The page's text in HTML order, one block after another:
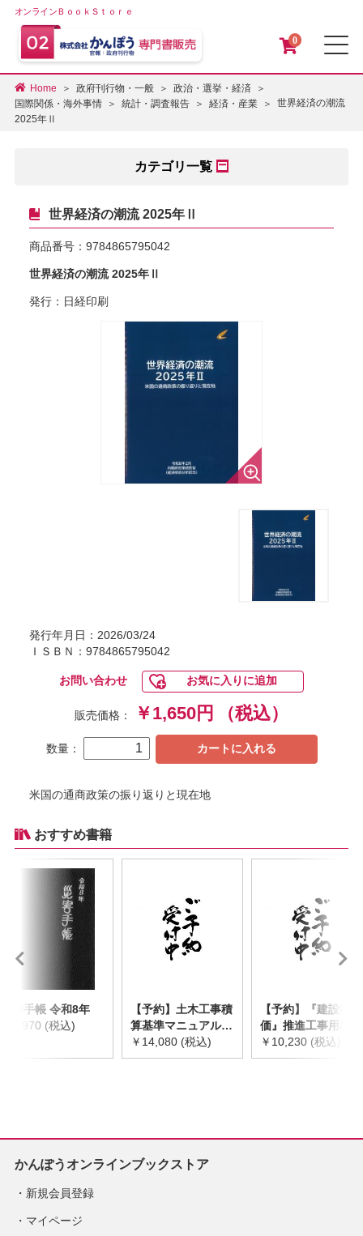
オンラインＢｏｏｋＳｔｏｒｅ
0
Home 政府刊行物・一般
政治・選挙・経済
国際関係・海外事情
統計・調査報告 経済・産業
世界経済の潮流
2025年Ⅱ
カテゴリ一覧
世界経済の潮流 2025年Ⅱ
商品番号： 9784865795042
世界経済の潮流 2025年Ⅱ
発行：日経印刷
発行年月日：2026/03/24
ＩＳＢＮ：9784865795042
お問い合わせ お気に入りに追加
販売価格： ￥1,650円 （税込）
数量： カートに入れる
米国の通商政策の振り返りと現在地
おすすめ書籍
災害手帳 令和8年
￥2,970 (税込)
【予約】土木工事積
算基準マニュアル
令和8年度版
※2026年8月下旬発
￥14,080 (税込)
【予約】『建設物
価』推進工事用機械
器具等基礎価格表
2026年度版
￥10,230 (税込)
かんぽうオンラインブックストア
新規会員登録
マイページ